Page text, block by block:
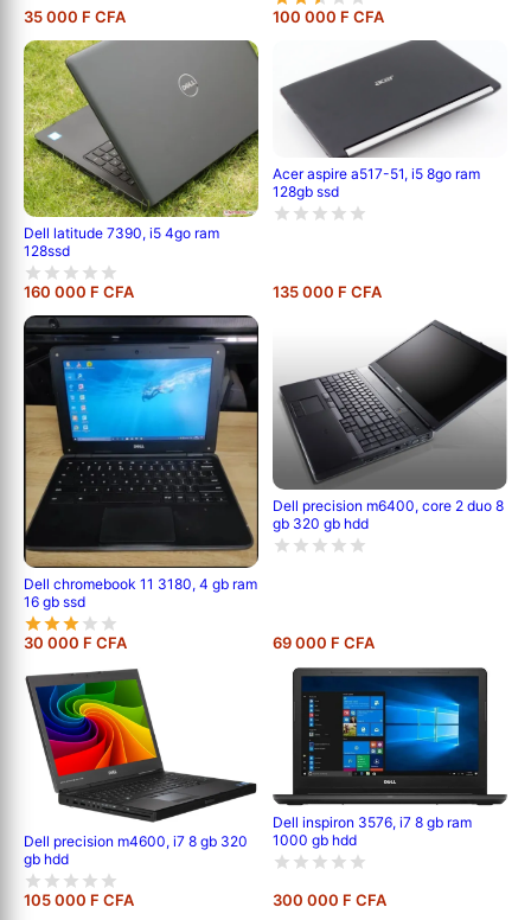
35 000 F CFA 100 000 F CFA
Dell latitude 7390, i5 4go ram
128ssd
160 000 F CFA
Acer aspire a517-51, i5 8go ram
128gb ssd
135 000 F CFA
Dell chromebook 11 3180, 4 gb ram
16 gb ssd
30 000 F CFA
Dell precision m6400, core 2 duo 8
gb 320 gb hdd
69 000 F CFA
Dell precision m4600, i7 8 gb 320
gb hdd
105 000 F CFA
Dell inspiron 3576, i7 8 gb ram
1000 gb hdd
300 000 F CFA